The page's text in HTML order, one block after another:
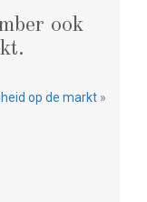
ook
op de markt »